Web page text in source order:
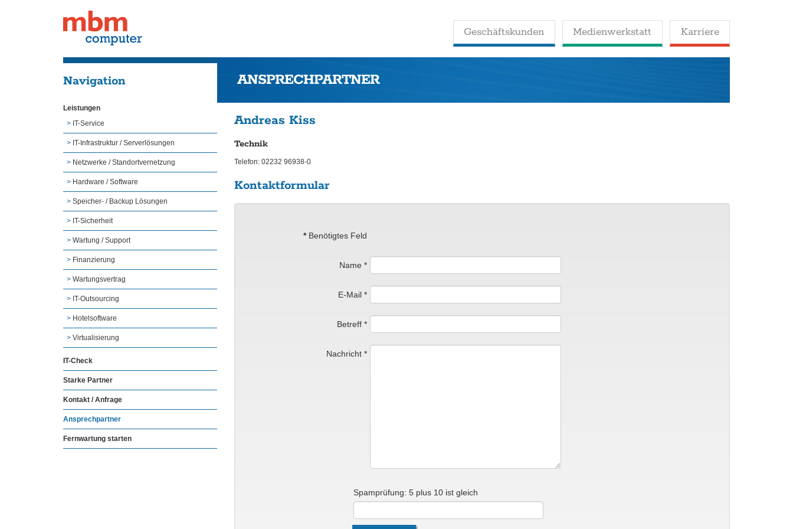
Geschäftskunden Medienwerkstatt Karriere
Navigation
Leistungen
IT-Service
IT-Infrastruktur / Serverlösungen
Netzwerke / Standortvernetzung
Hardware / Software
Speicher- / Backup Lösungen
IT-Sicherheit
Wartung / Support
Finanzierung
Wartungsvertrag
IT-Outsourcing
Hotelsoftware
Virtualisierung
IT-Check
Starke Partner
Kontakt / Anfrage
Ansprechpartner
Fernwartung starten
ANSPRECHPARTNER
Andreas Kiss
Technik
Telefon: 02232 96938-0
Kontaktformular
*Benötigtes Feld
Name *
E-Mail*
Betreff*
Nachricht*
Spamprüfung: 5 plus 10 ist gleich